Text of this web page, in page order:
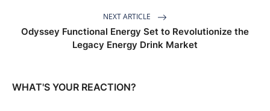
NEXT ARTICLE
Odyssey Functional Energy Set to Revolutionize the
Legacy Energy Drink Market
WHAT'S YOUR REACTION?